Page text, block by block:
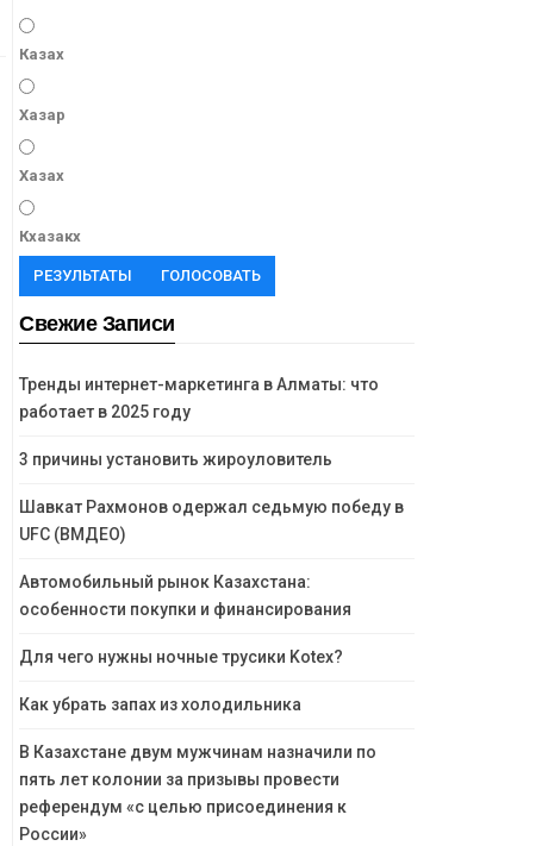
Казах
Хазар
Хазах
Кхазакх
РЕЗУЛЬТАТЫ ГОЛОСОВАТЬ
Свежие Записи
Тренды интернет-маркетинга в Алматы: что
работает в 2025 году
3 причины установить жироуловитель
Шавкат Рахмонов одержал седьмую победу в
UFC (ВМДЕО)
Автомобильный рынок Казахстана:
особенности покупки и финансирования
Для чего нужны ночные трусики Kotex?
Как убрать запах из холодильника
В Казахстане двум мужчинам назначили по
пять лет колонии за призывы провести
референдум «с целью присоединения к
России»